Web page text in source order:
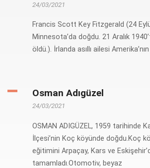
24/03/2021
Francis Scott Key Fitzgerald (24
Minnesota’da doğdu. 21 Aralık
öldü.). İrlanda asıllı ailesi Amerika’nın
Osman Adıgüzel
24/03/2021
OSMAN ADIGÜZEL, 1959 tarihinde
İlçesi’nin Koç köyünde doğdu.Koç
eğitimini Arpaçay, Kars ve
tamamladı.Otomotiv, beyaz